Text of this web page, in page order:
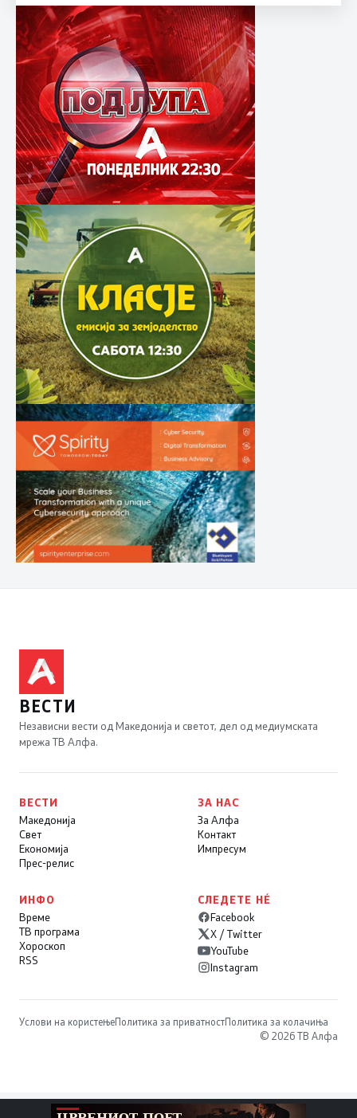
ВЕСТИ
Независни вести од Македонија и светот, дел од медиумската
мрежа ТВ Алфа.
ВЕСТИ
Македонија
Свет
Економија
Прес-релис
ЗА НАС
За Алфа
Контакт
Импресум
ИНФО
Време
ТВ програма
Хороскоп
RSS
СЛЕДЕТЕ НÉ
Facebook
X / Twitter
YouTube
Instagram
Услови на користењеПолитика за приватностПолитика за колачиња
© 2026 ТВ Алфа